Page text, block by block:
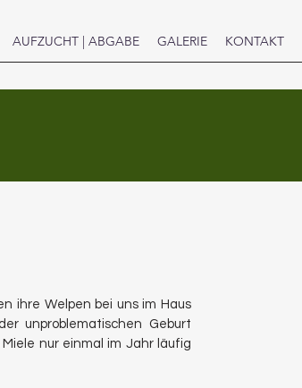
AUFZUCHT | ABGABE GALERIE KONTAKT
ihre Welpen bei uns im Haus
unproblematischen Geburt
nur einmal im Jahr läufig